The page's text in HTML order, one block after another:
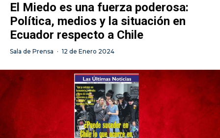
El Miedo es una fuerza poderosa:
Política, medios y la situación en
Ecuador respecto a Chile
Sala de Prensa · 12 de Enero 2024